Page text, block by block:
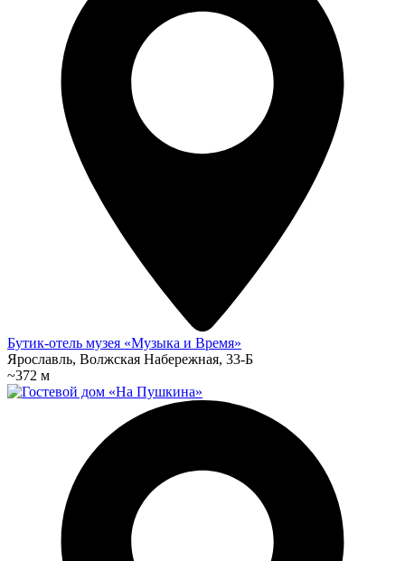
Бутик-отель музея «Музыка и Время»
Ярославль, Волжская Набережная, 33-Б
~372 м